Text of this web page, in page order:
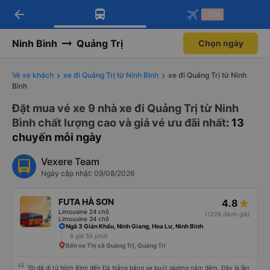
Tải app Vexere ngay!
Nhận ưu đãi thành viên độc
Mở app
Tải app Vexere
-30k/ghế khi đặt vé máy bay qua
Mở app
arrow_back -30k
Ninh Bình Quảng Trị Chọn ngày
Vé xe khách xe đi Quảng Trị từ Ninh Bình
xe đi Quảng Trị từ Ninh
Bình
Đặt mua vé xe 9 nhà xe đi Quảng Trị từ Ninh
Bình chất lượng cao và giá vé ưu đãi nhất: 13
chuyến mỗi ngày
Vexere Team
Ngày cập nhật: 09/08/2026
FUTA HÀ SƠN
Limousine 24 chỗ
Limousine 34 chỗ
4.8
(1226 đánh giá)
Ngã 3 Gián Khẩu, Ninh Giang, Hoa Lư, Ninh Bình
8 giờ 55 phút
Bến xe Thị xã Quảng Trị, Quảng Trị
Tôi đã đi từ Ninh Bình đến Đà Nẵng bằng xe buýt giường nằm đêm. Đây là lần